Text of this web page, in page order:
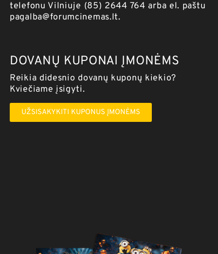
telefonu Vilniuje (85) 2644 764 arba el. paštu
pagalba@forumcinemas.lt.
DOVANŲ KUPONAI ĮMONĖMS
Reikia didesnio dovanų kuponų kiekio?
Kviečiame įsigyti.
UŽSISAKYKITI KUPONUS ĮMONĖMS